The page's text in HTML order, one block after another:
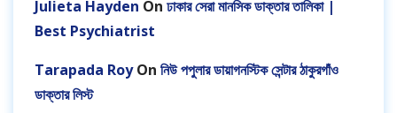
Julieta Hayden On ঢাকার সেরা মানসিক ডাক্তার তালিকা |
Best Psychiatrist
Tarapada RoyOn নিউ পপুলার ডায়াগনস্টিক সেন্টার ঠাকুরগাঁও
ডাক্তার লিস্ট